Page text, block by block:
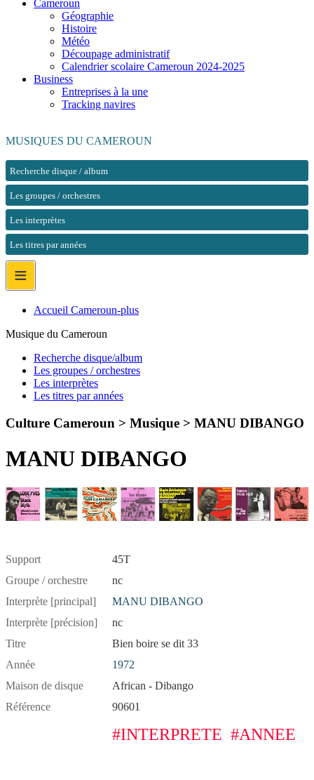
Cameroun
Géographie
Histoire
Météo
Découpage administratif
Calendrier scolaire Cameroun 2024-2025
Business
Entreprises à la une
Tracking navires
MUSIQUES DU CAMEROUN
Recherche disque / album
Les groupes / orchestres
Les interprètes
Les titres par années
≡
Accueil Cameroun-plus
Musique du Cameroun
Recherche disque/album
Les groupes / orchestres
Les interprètes
Les titres par années
Culture Cameroun > Musique > MANU DIBANGO
MANU DIBANGO
Support
45T
Groupe / orchestre
nc
Interprète [principal]
MANU DIBANGO
Interprète [précision]
nc
Titre
Bien boire se dit 33
Année
1972
Maison de disque
African - Dibango
Référence
90601
#INTERPRETE #ANNEE